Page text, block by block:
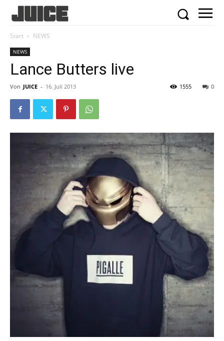
Start NEWS
NEWS
Lance Butters live
Von JUICE - 16. Juli 2013 0
1555